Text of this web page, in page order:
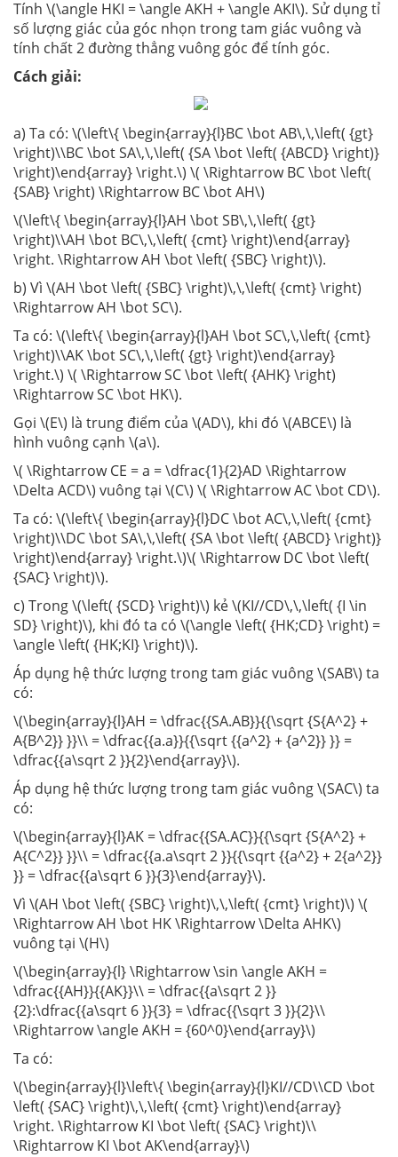
Tính \(\angle HKI = \angle AKH + \angle AKI\). Sử dụng tỉ
số lượng giác của góc nhọn trong tam giác vuông và
tính chất 2 đường thẳng vuông góc để tính góc.
Cách giải:
a) Ta có: \(\left\{ \begin{array}{l}BC \bot AB\,\,\left( {gt}
\right)\\BC \bot SA\,\,\left( {SA \bot \left( {ABCD} \right)}
\right)\end{array} \right.\) \( \Rightarrow BC \bot \left(
{SAB} \right) \Rightarrow BC \bot AH\)
\(\left\{ \begin{array}{l}AH \bot SB\,\,\left( {gt}
\right)\\AH \bot BC\,\,\left( {cmt} \right)\end{array}
\right. \Rightarrow AH \bot \left( {SBC} \right)\).
b) Vì \(AH \bot \left( {SBC} \right)\,\,\left( {cmt} \right)
\Rightarrow AH \bot SC\).
Ta có: \(\left\{ \begin{array}{l}AH \bot SC\,\,\left( {cmt}
\right)\\AK \bot SC\,\,\left( {gt} \right)\end{array}
\right.\) \( \Rightarrow SC \bot \left( {AHK} \right)
\Rightarrow SC \bot HK\).
Gọi \(E\) là trung điểm của \(AD\), khi đó \(ABCE\) là
hình vuông cạnh \(a\).
\( \Rightarrow CE = a = \dfrac{1}{2}AD \Rightarrow
\Delta ACD\) vuông tại \(C\) \( \Rightarrow AC \bot CD\).
Ta có: \(\left\{ \begin{array}{l}DC \bot AC\,\,\left( {cmt}
\right)\\DC \bot SA\,\,\left( {SA \bot \left( {ABCD} \right)}
\right)\end{array} \right.\)\( \Rightarrow DC \bot \left(
{SAC} \right)\).
c) Trong \(\left( {SCD} \right)\) kẻ \(KI//CD\,\,\left( {I \in
SD} \right)\), khi đó ta có \(\angle \left( {HK;CD} \right) =
\angle \left( {HK;KI} \right)\).
Áp dụng hệ thức lượng trong tam giác vuông \(SAB\) ta
có:
\(\begin{array}{l}AH = \dfrac{{SA.AB}}{{\sqrt {S{A^2} +
A{B^2}} }}\\ = \dfrac{{a.a}}{{\sqrt {{a^2} + {a^2}} }} =
\dfrac{{a\sqrt 2 }}{2}\end{array}\).
Áp dụng hệ thức lượng trong tam giác vuông \(SAC\) ta
có:
\(\begin{array}{l}AK = \dfrac{{SA.AC}}{{\sqrt {S{A^2} +
A{C^2}} }}\\ = \dfrac{{a.a\sqrt 2 }}{{\sqrt {{a^2} + 2{a^2}}
}} = \dfrac{{a\sqrt 6 }}{3}\end{array}\).
Vì \(AH \bot \left( {SBC} \right)\,\,\left( {cmt} \right)\) \(
\Rightarrow AH \bot HK \Rightarrow \Delta AHK\)
vuông tại \(H\)
\(\begin{array}{l} \Rightarrow \sin \angle AKH =
\dfrac{{AH}}{{AK}}\\ = \dfrac{{a\sqrt 2 }}
{2}:\dfrac{{a\sqrt 6 }}{3} = \dfrac{{\sqrt 3 }}{2}\\
\Rightarrow \angle AKH = {60^0}\end{array}\)
Ta có:
\(\begin{array}{l}\left\{ \begin{array}{l}KI//CD\\CD \bot
\left( {SAC} \right)\,\,\left( {cmt} \right)\end{array}
\right. \Rightarrow KI \bot \left( {SAC} \right)\\
\Rightarrow KI \bot AK\end{array}\)